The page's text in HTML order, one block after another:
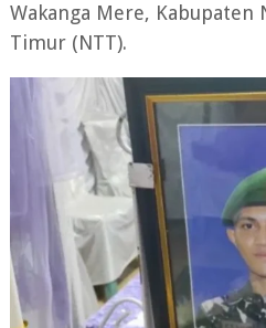
Wakanga Mere, Kabupaten
Timur (NTT).